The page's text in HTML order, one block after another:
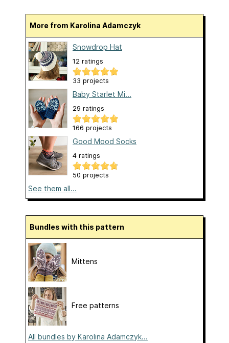
More from Karolina Adamczyk
Snowdrop Hat
12 ratings
33 projects
Baby Starlet Mi...
29 ratings
166 projects
Good Mood Socks
4 ratings
50 projects
See them all...
Bundles with this pattern
Mittens
Free patterns
All bundles by Karolina Adamczyk...